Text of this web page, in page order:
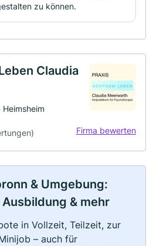
zu können.
Claudia
Firma bewerten
& Umgebung:
& mehr
in Vollzeit, Teilzeit, zur
– auch für